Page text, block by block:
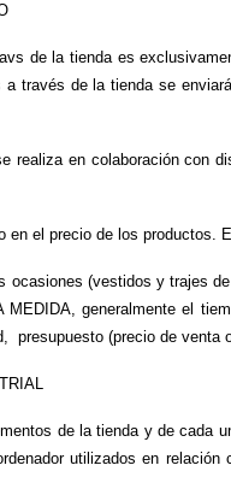
de la tienda es
través de la tienda se
realiza en colaboración con
el precio de los productos.
ocasiones (vestidos y trajes
generalmente el
presupuesto (precio de venta
de la tienda y de cada
utilizados en